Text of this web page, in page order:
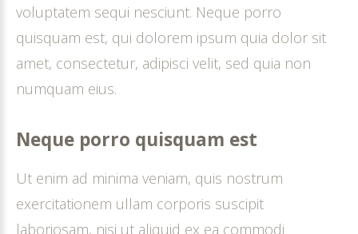
voluptatem sequi nesciunt. Neque porro
quisquam est, qui dolorem ipsum quia dolor sit
amet, consectetur, adipisci velit, sed quia non
numquam eius.
Neque porro quisquam est
Ut enim ad minima veniam, quis nostrum
exercitationem ullam corporis suscipit
laboriosam, nisi ut aliquid ex ea commodi